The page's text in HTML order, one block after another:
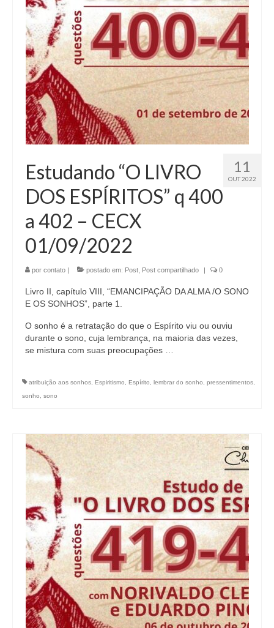
11
OUT 2022
Estudando “O LIVRO
DOS ESPÍRITOS” q 400
a 402 – CECX
01/09/2022
por contato | postado em: Post Post compartilhado | 0
Livro II, capítulo VIII, “EMANCIPAÇÃO DA ALMA /O SONO
E OS SONHOS”, parte 1.
O sonho é a retratação do que o Espírito viu ou ouviu
durante o sono, cuja lembrança, na maioria das vezes,
se mistura com suas preocupações …
atribuição aos sonhos Espiritismo Espírito lembrar do sonho pressentimentos
sonho
sono